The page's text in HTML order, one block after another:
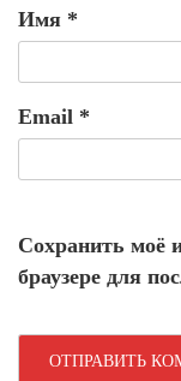
Имя *
Email *
Сохранить моё
браузере для